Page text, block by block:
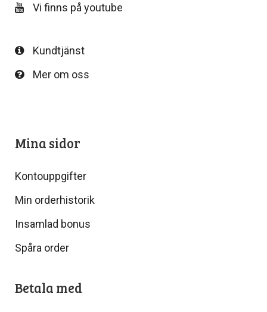
Vi finns på youtube
Kundtjänst
Mer om oss
Mina sidor
Kontouppgifter
Min orderhistorik
Insamlad bonus
Spåra order
Betala med